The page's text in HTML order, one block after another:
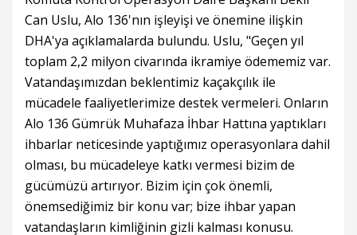
Can Uslu, Alo 136'nın işleyişi ve önemine ilişkin
DHA'ya açıklamalarda bulundu. Uslu, "Geçen yıl
toplam 2,2 milyon civarında ikramiye ödememiz var.
Vatandaşımızdan beklentimiz kaçakçılık ile
mücadele faaliyetlerimize destek vermeleri. Onların
Alo 136 Gümrük Muhafaza İhbar Hattına yaptıkları
ihbarlar neticesinde yaptığımız operasyonlara dahil
olması, bu mücadeleye katkı vermesi bizim de
gücümüzü artırıyor. Bizim için çok önemli,
önemsediğimiz bir konu var; bize ihbar yapan
vatandaşların kimliğinin gizli kalması konusu.